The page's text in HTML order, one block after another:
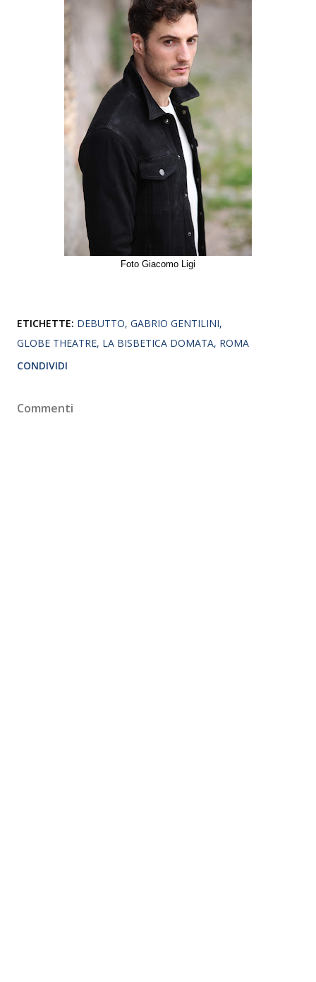
Foto Giacomo Ligi
ETICHETTE: DEBUTTO GABRIO GENTILINI
GLOBE THEATRE LA BISBETICA DOMATA ROMA
CONDIVIDI
Commenti